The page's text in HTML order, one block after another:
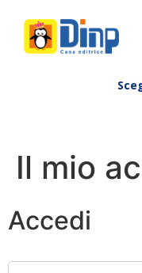
Il mio
Accedi